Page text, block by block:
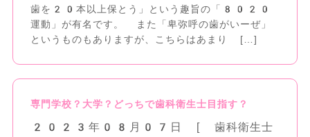
歯を20本以上保とう」という趣旨の「8020
運動」が有名です。 また「卑弥呼の歯がいーぜ」
というものもありますが、こちらはあまり […]
専門学校？大学？どっちで歯科衛生士目指す？
2023年08月07日
[ 歯科衛生士